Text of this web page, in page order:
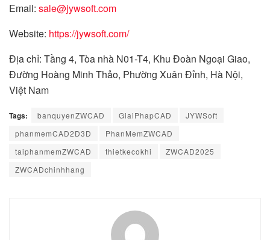
Email: sale@jywsoft.com
Website: https://jywsoft.com/
Địa chỉ: Tầng 4, Tòa nhà N01-T4, Khu Đoàn Ngoại Giao,
Đường Hoàng Minh Thảo, Phường Xuân Đỉnh, Hà Nội,
Việt Nam
Tags: banquyenZWCAD GiaiPhapCAD
JYWSoft
phanmemCAD2D3D
PhanMemZWCAD
taiphanmemZWCAD
thietkecokhi
ZWCAD2025
ZWCADchinhhang